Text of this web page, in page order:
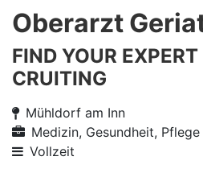
Oberarzt
FIND YOUR
CRUITING
Mühldorf am Inn
Medizin, Gesundheit, Pflege
Vollzeit